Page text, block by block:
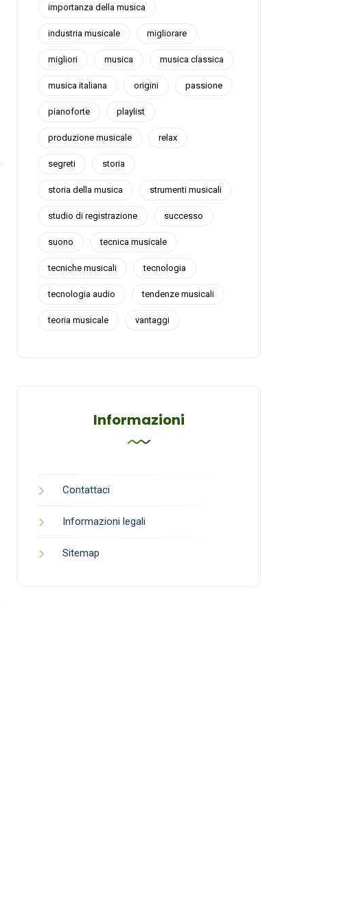
importanza della musica
industria musicale migliorare
migliori musica musica classica
musica italiana origini passione
pianoforte playlist
produzione musicale relax
segreti storia
storia della musica strumenti musicali
studio di registrazione successo
suono tecnica musicale
tecniche musicali tecnologia
tecnologia audio tendenze musicali
teoria musicale vantaggi
Informazioni
Contattaci
Informazioni legali
Sitemap